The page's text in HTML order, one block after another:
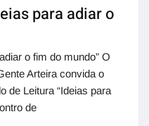
para adiar o
o fim do mundo” O
Arteira convida o
de Leitura “Ideias para
de